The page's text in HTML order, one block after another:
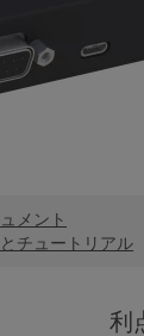
メント
チュートリアル
利